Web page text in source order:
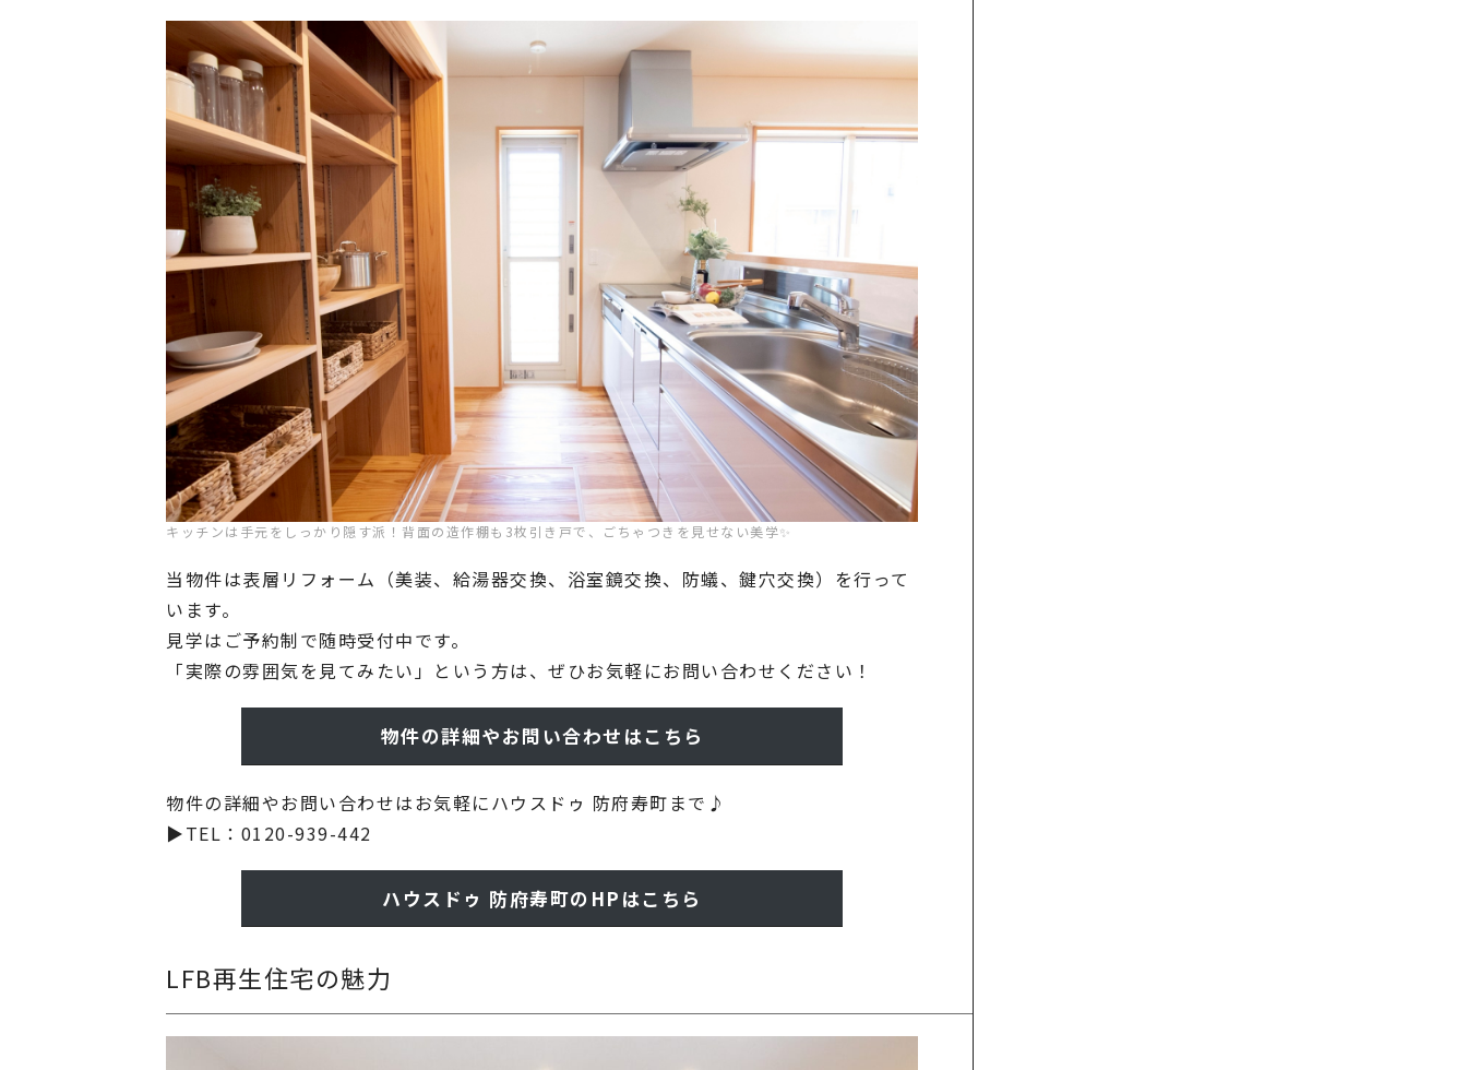
キッチンは手元をしっかり隠す派！背面の造作棚も3枚引き戸で、ごちゃつきを見せない美学✨
当物件は表層リフォーム（美装、給湯器交換、浴室鏡交換、防蟻、鍵穴交換）を行って
います。
見学はご予約制で随時受付中です。
「実際の雰囲気を見てみたい」という方は、ぜひお気軽にお問い合わせください！
物件の詳細やお問い合わせはこちら
物件の詳細やお問い合わせはお気軽にハウスドゥ 防府寿町まで♪
▶TEL：0120-939-442
ハウスドゥ 防府寿町のHPはこちら
LFB再生住宅の魅力